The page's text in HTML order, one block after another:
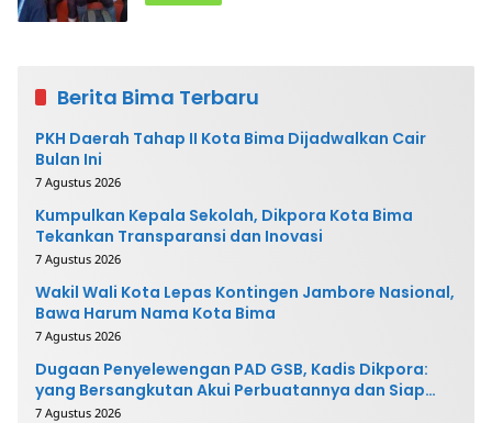
Berita Bima Terbaru
PKH Daerah Tahap II Kota Bima Dijadwalkan Cair
Bulan Ini
7 Agustus 2026
Kumpulkan Kepala Sekolah, Dikpora Kota Bima
Tekankan Transparansi dan Inovasi
7 Agustus 2026
Wakil Wali Kota Lepas Kontingen Jambore Nasional,
Bawa Harum Nama Kota Bima
7 Agustus 2026
Dugaan Penyelewengan PAD GSB, Kadis Dikpora:
yang Bersangkutan Akui Perbuatannya dan Siap
Mengembalikan Uang
7 Agustus 2026